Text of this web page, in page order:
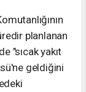
planlanan
"sıcak yakıt
geldiğini